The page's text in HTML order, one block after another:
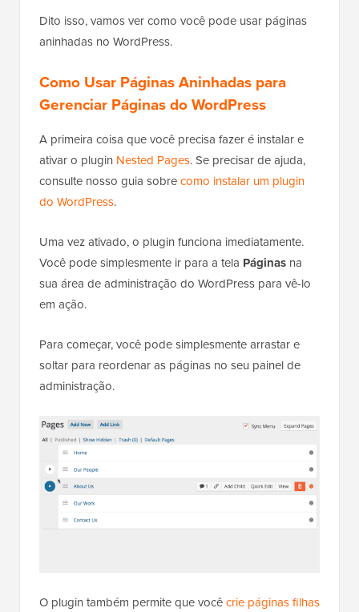
Dito isso, vamos ver como você pode usar páginas
aninhadas no WordPress.
Como Usar Páginas Aninhadas para
Gerenciar Páginas do WordPress
A primeira coisa que você precisa fazer é instalar e
ativar o plugin Nested Pages. Se precisar de ajuda,
consulte nosso guia sobrecomo instalar um plugin
do WordPress.
Uma vez ativado, o plugin funciona imediatamente.
Você pode simplesmente ir para a tela Páginas na
sua área de administração do WordPress para vê-lo
em ação.
Para começar, você pode simplesmente arrastar e
soltar para reordenar as páginas no seu painel de
administração.
O plugin também permite que vocêcrie páginas filhas